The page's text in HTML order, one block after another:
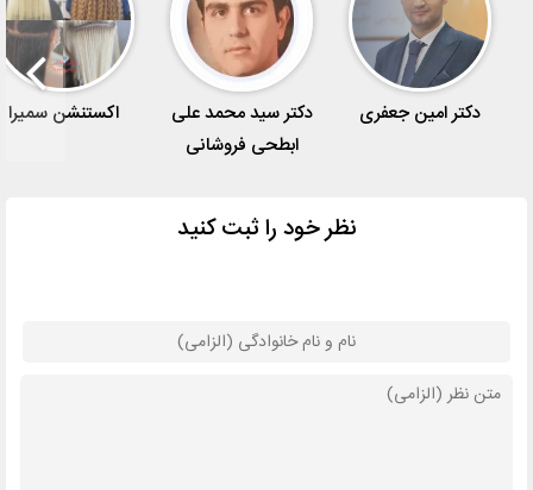
دکتر امین جعفری
دکتر سید محمد علی
ابطحی فروشانی
اکستنشن سمیرا
نظر خود را ثبت کنید